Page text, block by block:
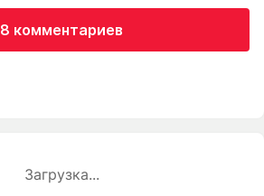
8 комментариев
Загрузка...